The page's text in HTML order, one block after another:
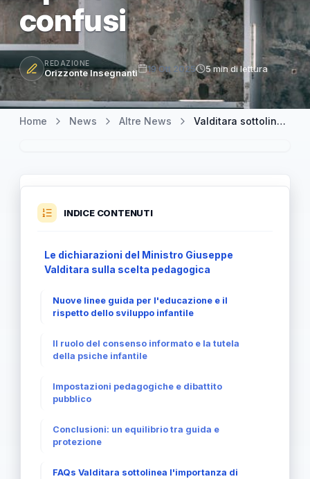
confusi
REDAZIONE
Orizzonte Insegnanti 19 Ott 2025 5 min di lettura
Home News Altre News Valditara sottolinea l'importanza di tutelare i bambini dai temi complessi e potenzialmente confusi
INDICE CONTENUTI
Le dichiarazioni del Ministro Giuseppe
Valditara sulla scelta pedagogica
Nuove linee guida per l'educazione e il
rispetto dello sviluppo infantile
Il ruolo del consenso informato e la tutela
della psiche infantile
Impostazioni pedagogiche e dibattito
pubblico
Conclusioni: un equilibrio tra guida e
protezione
FAQs Valditara sottolinea l'importanza di